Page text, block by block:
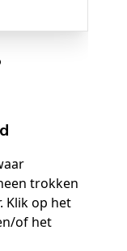
trokken
Klik op het
of het